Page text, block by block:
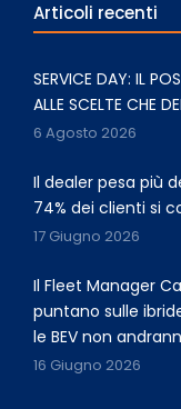
Articoli recenti
SERVICE DAY: IL
ALLE SCELTE CHE
6 Agosto 2026
Il dealer pesa più
74% dei clienti si
17 Giugno 2026
Il Fleet Manager
puntano sulle
le BEV non
16 Giugno 2026